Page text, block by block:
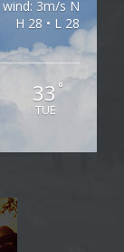
wind: 3m/s N
H 28 • L 28
33 °
TUE